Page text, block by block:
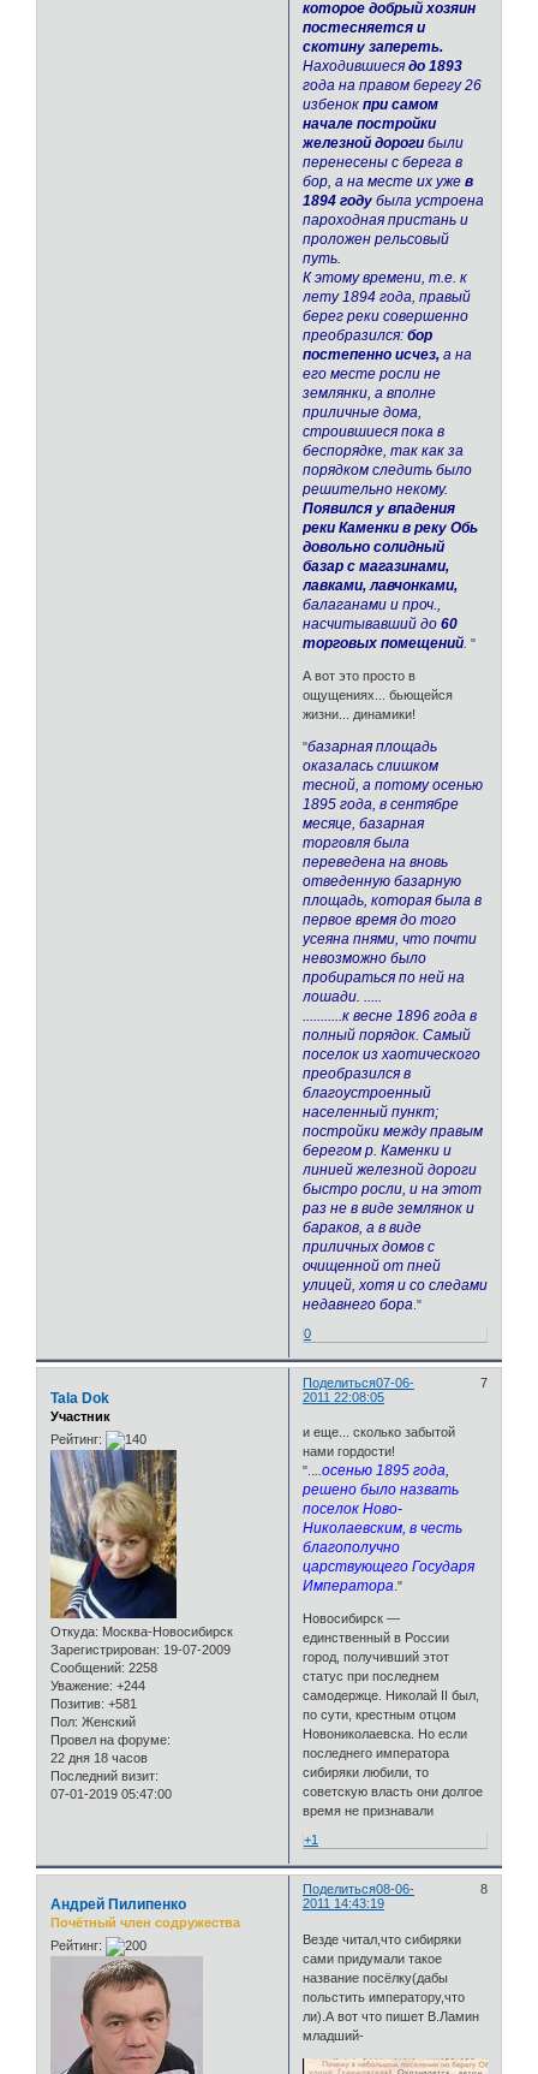
которое добрый хозяин
постесняется и
скотину запереть.
Находившиеся до 1893
года на правом берегу 26
избенокпри самом
начале постройки
железной дороги были
перенесены с берега в
бор, а на месте их уже в
1894 году была устроена
пароходная пристань и
проложен рельсовый
путь.
К этому времени, т.е. к
лету 1894 года, правый
берег реки совершенно
преобразился: бор
постепенно исчез,а на
его месте росли не
землянки, а вполне
приличные дома,
строившиеся пока в
беспорядке, так как за
порядком следить было
решительно некому.
Появился у впадения
реки Каменки в реку Обь
довольно солидный
базар с магазинами,
лавками, лавчонками,
балаганами и проч.,
насчитывавший до 60
торговых помещений "
А вот это просто в
ощущениях... бьющейся
жизни... динамики!
"базарная площадь
оказалась слишком
тесной, а потому осенью
1895 года, в сентябре
месяце, базарная
торговля была
переведена на вновь
отведенную базарную
площадь, которая была в
первое время до того
усеяна пнями, что почти
невозможно было
пробираться по ней на
лошади. .....
...........к весне 1896 года в
полный порядок. Самый
поселок из хаотического
преобразился в
благоустроенный
населенный пункт;
постройки между правым
берегом р. Каменки и
линией железной дороги
быстро росли, и на этот
раз не в виде землянок и
бараков, а в виде
приличных домов с
очищенной от пней
улицей, хотя и со следами
недавнего бора ."
0
Поделиться 7
07-06-
2011 22:08:05
Tala Dok
Участник
Рейтинг:
Откуда: Москва-Новосибирск
Зарегистрирован: 19-07-2009
Сообщений: 2258
Уважение: +244
Позитив: +581
Пол: Женский
Провел на форуме:
22 дня 18 часов
Последний визит:
07-01-2019 05:47:00
и еще... сколько забытой
нами гордости!
". ...осенью 1895 года,
решено было назвать
поселок Ново-
Николаевским, в честь
благополучно
царствующего Государя
Императора."
Новосибирск —
единственный в России
город, получивший этот
статус при последнем
самодержце. Николай II был,
по сути, крестным отцом
Новониколаевска. Но если
последнего императора
сибиряки любили, то
советскую власть они долгое
время не признавали
+1
Поделиться 8
08-06-
2011 14:43:19
Андрей Пилипенко
Почётный член содружества
Рейтинг:
Везде читал,что сибиряки
сами придумали такое
название посёлку(дабы
польстить императору,что
ли).А вот что пишет В.Ламин
младший-